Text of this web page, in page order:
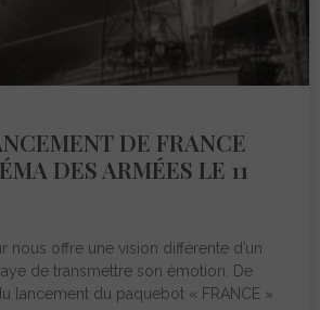
DE FRANCE
DES ARMÉES LE 11
nous offre une vision différente d’un
de transmettre son émotion. De
lancement du paquebot « FRANCE »